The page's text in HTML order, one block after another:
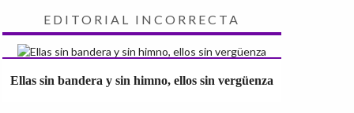
EDITORIAL INCORRECTA
Ellas sin bandera y sin himno, ellos sin vergüenza